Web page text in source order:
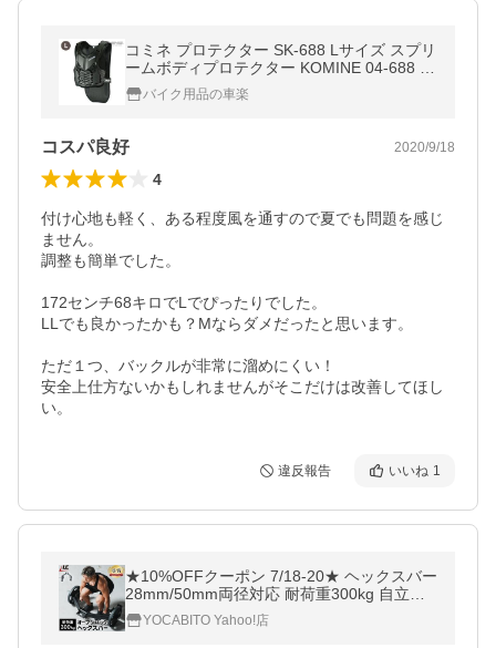
コミネ プロテクター SK-688 Lサイズ スプリ
ームボディプロテクター KOMINE 04-688 バ
イクバイク用品の車楽
コスパ良好 2020/9/18
4
付け心地も軽く、ある程度風を通すので夏でも問題を感じ
ません。
調整も簡単でした。
172センチ68キロでLでぴったりでした。
LLでも良かったかも？Mならダメだったと思います。
ただ１つ、バックルが非常に溜めにくい！
安全上仕方ないかもしれませんがそこだけは改善してほし
い。
違反報告 いいね 1
★10%OFFクーポン 7/18-20★ ヘックスバー
28mm/50mm両径対応 耐荷重300kg 自立式
オープンバック 手幅調整 スクワット デッド
リフト 高重量 筋トレ 全身 自宅
YOCABITO Yahoo!店